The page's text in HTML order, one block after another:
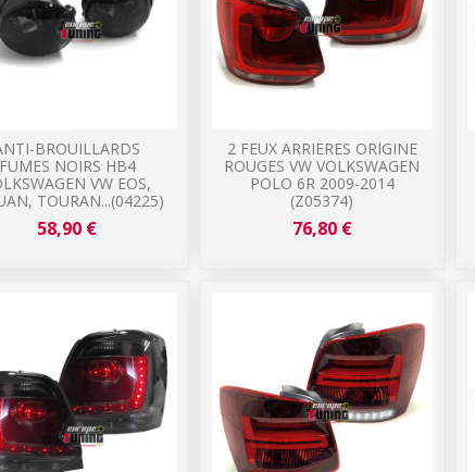
BROUILLARDS
FUMES NOIRS HB4
VW EOS,
TOURAN...(04225)
58,90 €
2 FEUX ARRIERES ORIGINE
ROUGES VW VOLKSWAGEN
POLO 6R 2009-2014
(Z05374)
76,80 €